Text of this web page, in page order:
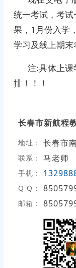
统一考试，考
果，1月份入学
学习及线上期末
注:具体上
排！！！
长春市新航程
地址： 长春市
联系： 马老师
手机：
Q Q：
邮箱：